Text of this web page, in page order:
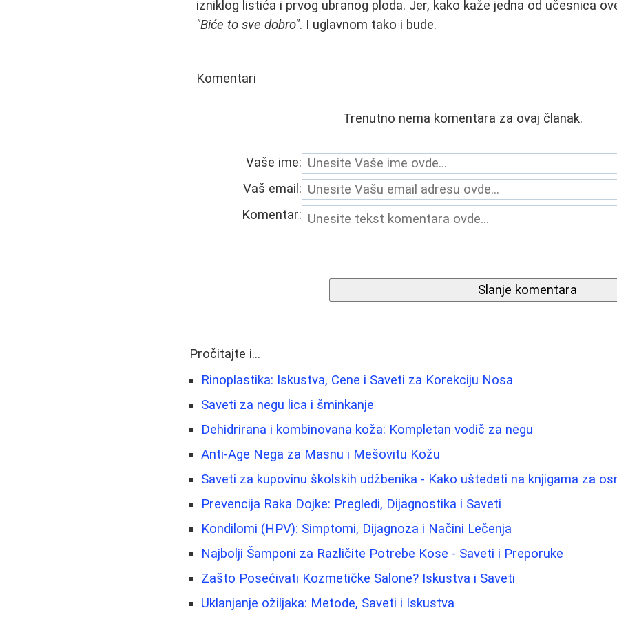
izniklog listića i prvog ubranog ploda. Jer, kako kaže jedna od učesnica
"Biće to sve dobro". I uglavnom tako i bude.
Komentari
Trenutno nema komentara za ovaj članak.
Vaše ime:
Vaš email:
Komentar:
Slanje komentara
Pročitajte i...
Rinoplastika: Iskustva, Cene i Saveti za Korekciju Nosa
Saveti za negu lica i šminkanje
Dehidrirana i kombinovana koža: Kompletan vodič za negu
Anti-Age Nega za Masnu i Mešovitu Kožu
Saveti za kupovinu školskih udžbenika - Kako uštedeti na knjigama za
Prevencija Raka Dojke: Pregledi, Dijagnostika i Saveti
Kondilomi (HPV): Simptomi, Dijagnoza i Načini Lečenja
Najbolji Šamponi za Različite Potrebe Kose - Saveti i Preporuke
Zašto Posećivati Kozmetičke Salone? Iskustva i Saveti
Uklanjanje ožiljaka: Metode, Saveti i Iskustva